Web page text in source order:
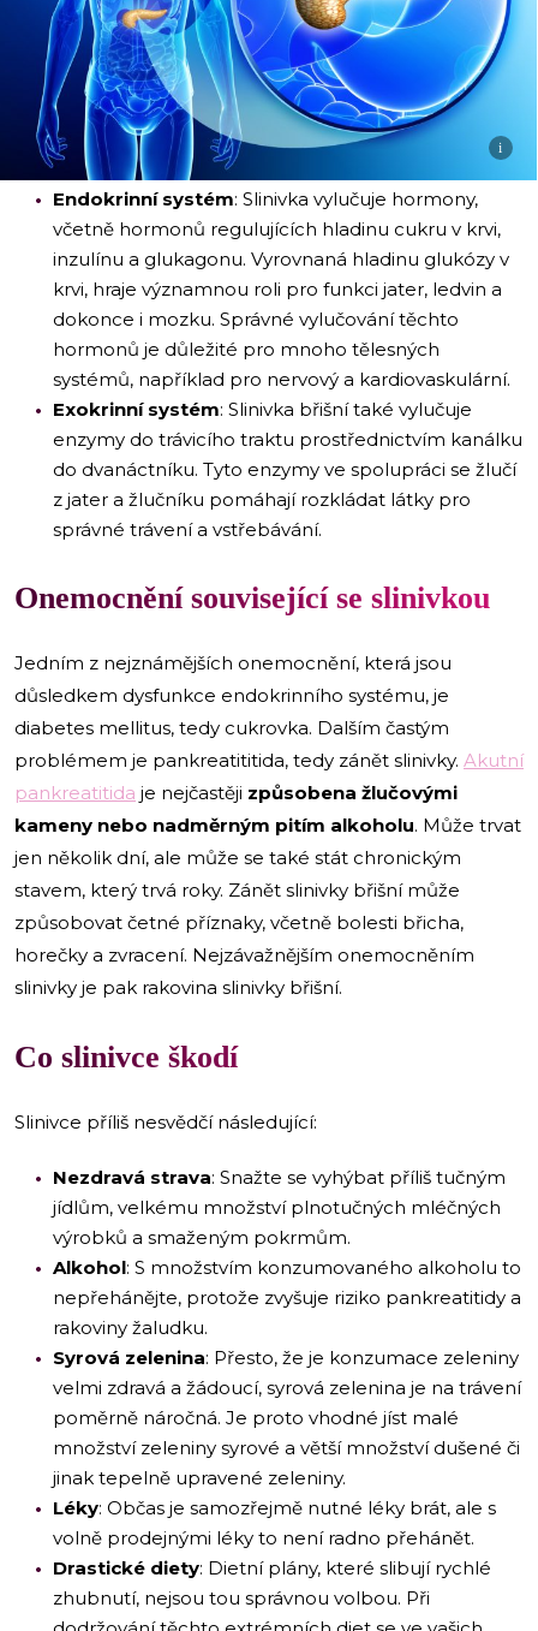
i
Endokrinní systém: Slinivka vylučuje hormony,
včetně hormonů regulujících hladinu cukru v krvi,
inzulínu a glukagonu. Vyrovnaná hladinu glukózy v
krvi, hraje významnou roli pro funkci jater, ledvin a
dokonce i mozku. Správné vylučování těchto
hormonů je důležité pro mnoho tělesných
systémů, například pro nervový a kardiovaskulární.
Exokrinní systém: Slinivka břišní také vylučuje
enzymy do trávicího traktu prostřednictvím kanálku
do dvanáctníku. Tyto enzymy ve spolupráci se žlučí
z jater a žlučníku pomáhají rozkládat látky pro
správné trávení a vstřebávání.
Onemocnění související se slinivkou
Jedním z nejznámějších onemocnění, která jsou
důsledkem dysfunkce endokrinního systému, je
diabetes mellitus, tedy cukrovka. Dalším častým
problémem je pankreatititida, tedy zánět slinivky. Akutní
pankreatitida je nejčastěji způsobena žlučovými
kameny nebo nadměrným pitím alkoholu. Může trvat
jen několik dní, ale může se také stát chronickým
stavem, který trvá roky. Zánět slinivky břišní může
způsobovat četné příznaky, včetně bolesti břicha,
horečky a zvracení. Nejzávažnějším onemocněním
slinivky je pak rakovina slinivky břišní.
Co slinivce škodí
Slinivce příliš nesvědčí následující:
Nezdravá strava: Snažte se vyhýbat příliš tučným
jídlům, velkému množství plnotučných mléčných
výrobků a smaženým pokrmům.
Alkohol: S množstvím konzumovaného alkoholu to
nepřehánějte, protože zvyšuje riziko pankreatitidy a
rakoviny žaludku.
Syrová zelenina: Přesto, že je konzumace zeleniny
velmi zdravá a žádoucí, syrová zelenina je na trávení
poměrně náročná. Je proto vhodné jíst malé
množství zeleniny syrové a větší množství dušené či
jinak tepelně upravené zeleniny.
Léky: Občas je samozřejmě nutné léky brát, ale s
volně prodejnými léky to není radno přehánět.
Drastické diety: Dietní plány, které slibují rychlé
zhubnutí, nejsou tou správnou volbou. Při